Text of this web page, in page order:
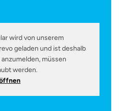
wird von unserem
geladen und ist deshalb
müssen
werden.